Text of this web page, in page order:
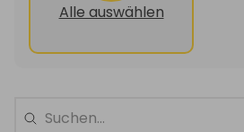
Alle auswählen